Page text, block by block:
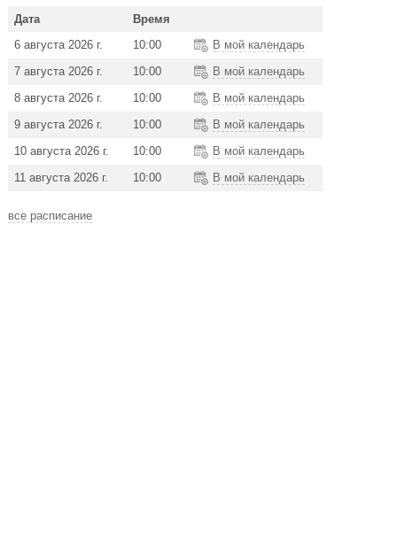
Дата
Время
6 августа 2026 г.
10:00
В мой календарь
7 августа 2026 г.
10:00
В мой календарь
8 августа 2026 г.
10:00
В мой календарь
9 августа 2026 г.
10:00
В мой календарь
10 августа 2026 г.
10:00
В мой календарь
11 августа 2026 г.
10:00 В мой календарь
все расписание